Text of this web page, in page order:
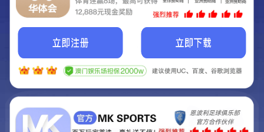
我们即将上线啦...
我们的网站正在建设.
它将是非常棒的网站.